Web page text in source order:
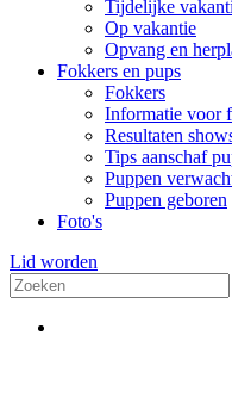
Tijdelijke
Op vakantie
Opvang en
Fokkers en pups
Fokkers
Informatie voor
Resultaten
Tips aanschaf
Puppen
Puppen geboren
Foto's
Lid worden